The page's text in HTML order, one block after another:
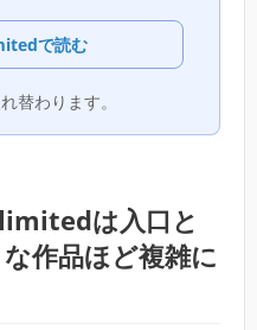
で読む
替わります。
は入口と
作品ほど複雑に